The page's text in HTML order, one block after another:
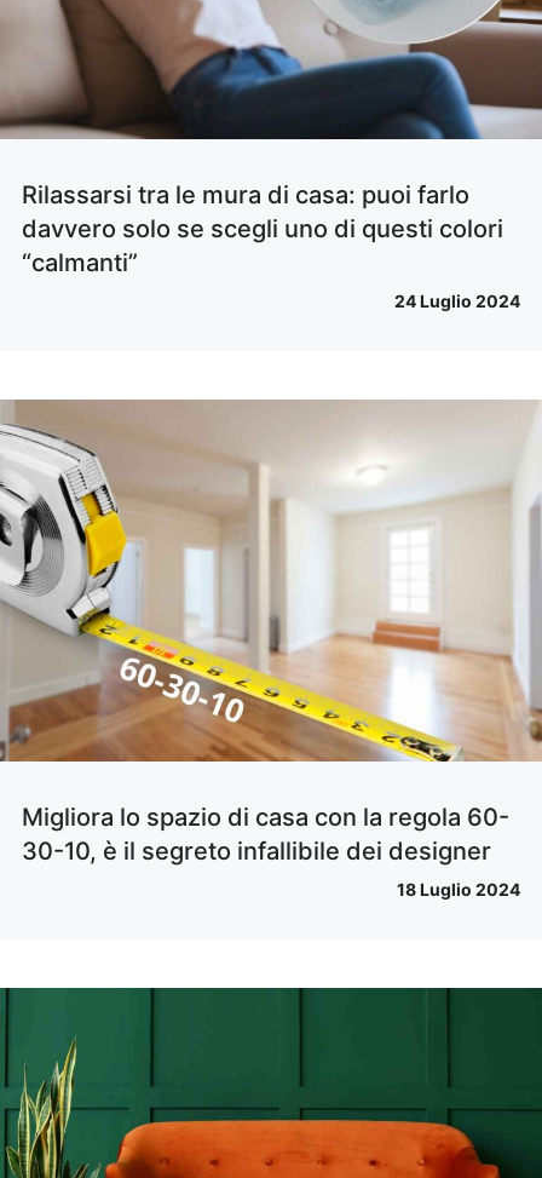
Rilassarsi tra le mura di casa: puoi farlo
davvero solo se scegli uno di questi colori
“calmanti”
24 Luglio 2024
Migliora lo spazio di casa con la regola 60-
30-10, è il segreto infallibile dei designer
18 Luglio 2024